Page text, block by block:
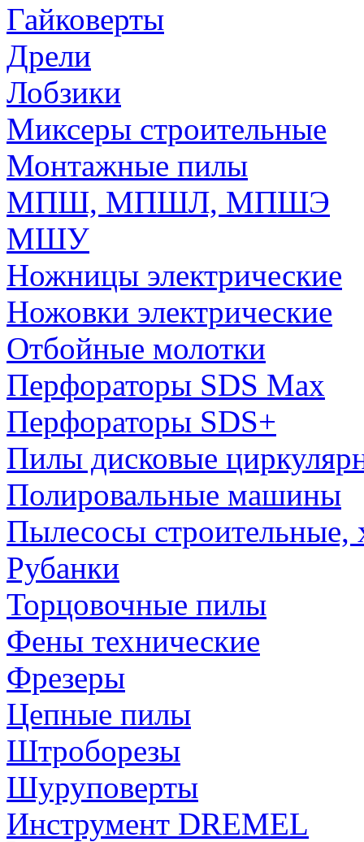
Гайковерты
Дрели
Лобзики
Миксеры строительные
Монтажные пилы
МПШ, МПШЛ, МПШЭ
МШУ
Ножницы электрические
Ножовки электрические
Отбойные молотки
Перфораторы SDS Max
Перфораторы SDS+
Пилы дисковые
Полировальные машины
Пылесосы строительные,
Рубанки
Торцовочные пилы
Фены технические
Фрезеры
Цепные пилы
Штроборезы
Шуруповерты
Инструмент DREMEL